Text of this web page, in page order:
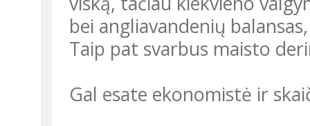
bei angliavandenių
Taip pat svarbus maisto
Gal esate ekonomistė ir